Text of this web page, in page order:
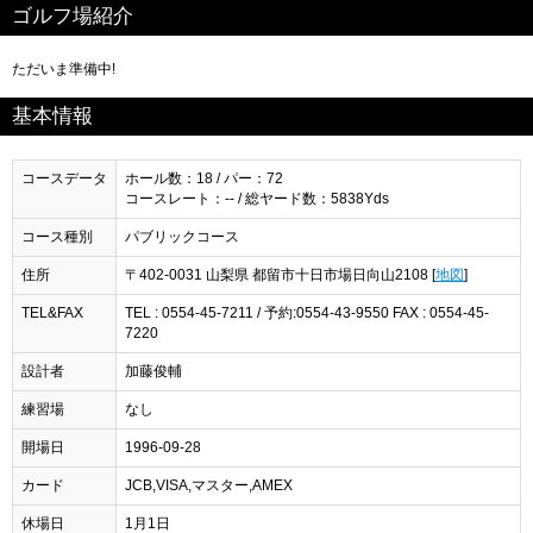
ゴルフ場紹介
ただいま準備中!
基本情報
コースデータ
ホール数：18 / パー：72
コースレート：-- / 総ヤード数：5838Yds
コース種別 パブリックコース
住所 〒402-0031 山梨県 都留市十日市場日向山2108 [地図]
TEL&FAX
TEL : 0554-45-7211 / 予約:0554-43-9550 FAX : 0554-45-
7220
設計者 加藤俊輔
練習場 なし
開場日 1996-09-28
カード JCB,VISA,マスター,AMEX
休場日 1月1日